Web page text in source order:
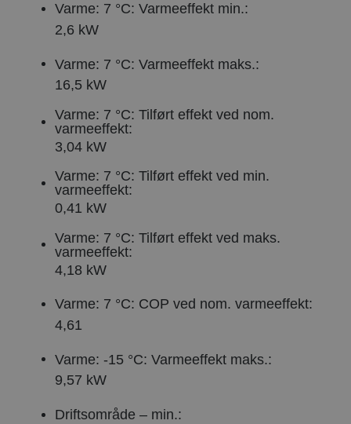
Varme: 7 °C: Varmeeffekt min.:
2,6 kW
Varme: 7 °C: Varmeeffekt maks.:
16,5 kW
Varme: 7 °C: Tilført effekt ved nom.
varmeeffekt:
3,04 kW
Varme: 7 °C: Tilført effekt ved min.
varmeeffekt:
0,41 kW
Varme: 7 °C: Tilført effekt ved maks.
varmeeffekt:
4,18 kW
Varme: 7 °C: COP ved nom. varmeeffekt:
4,61
Varme: -15 °C: Varmeeffekt maks.:
9,57 kW
Driftsområde – min.: